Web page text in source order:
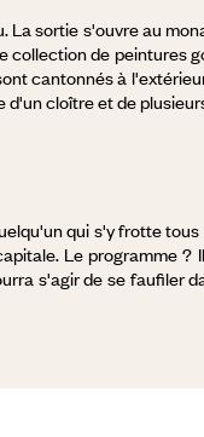
sortie s'ouvre au
de peintures
cantonnés à
d'un cloître et de
qui s'y frotte
Le programme ?
s'agir de se faufiler